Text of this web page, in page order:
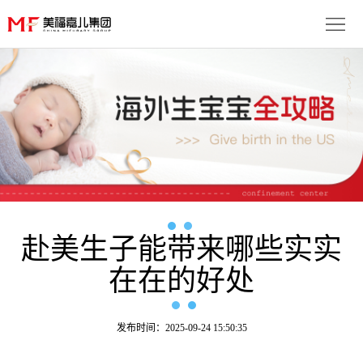
子
优
势
服
务
流
月
子
成
赴美生子能带来哪些实实
在在的好处
发布时间：2025-09-24 15:50:35